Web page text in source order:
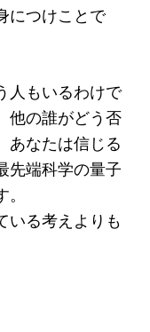
につけことで
人もいるわけで
他の誰がどう否
あなたは信じる
先端科学の量子
いる考えよりも